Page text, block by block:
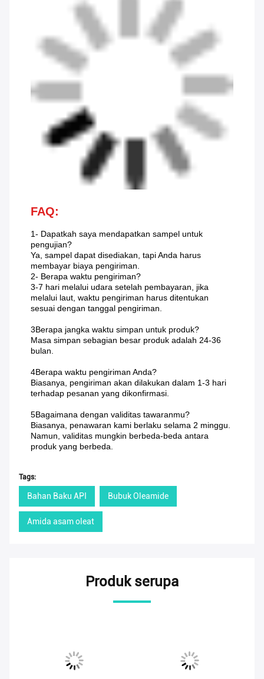
FAQ:
1- Dapatkah saya mendapatkan sampel untuk
pengujian?
Ya, sampel dapat disediakan, tapi Anda harus
membayar biaya pengiriman.
2- Berapa waktu pengiriman?
3-7 hari melalui udara setelah pembayaran, jika
melalui laut, waktu pengiriman harus ditentukan
sesuai dengan tanggal pengiriman.
3Berapa jangka waktu simpan untuk produk?
Masa simpan sebagian besar produk adalah 24-36
bulan.
4Berapa waktu pengiriman Anda?
Biasanya, pengiriman akan dilakukan dalam 1-3 hari
terhadap pesanan yang dikonfirmasi.
5Bagaimana dengan validitas tawaranmu?
Biasanya, penawaran kami berlaku selama 2 minggu.
Namun, validitas mungkin berbeda-beda antara
produk yang berbeda.
Tags:
Bahan Baku API Bubuk Oleamide
Amida asam oleat
Produk serupa